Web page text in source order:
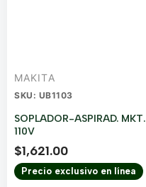
MAKITA
SKU: UB1103
SOPLADOR-ASPIRAD. MKT.
110V
$1,621.00
Precio exclusivo en línea